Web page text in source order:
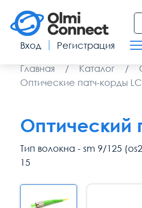
Вход Регистрация
Главная / Каталог /
Оптические патч-корды
Оптический
Тип волокна - sm 9/125
15